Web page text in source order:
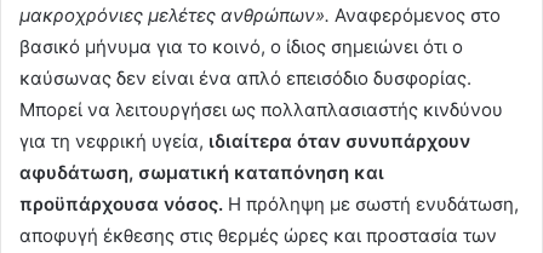
μακροχρόνιες μελέτες ανθρώπων». Αναφερόμενος στο
βασικό μήνυμα για το κοινό, ο ίδιος σημειώνει ότι ο
καύσωνας δεν είναι ένα απλό επεισόδιο δυσφορίας.
Μπορεί να λειτουργήσει ως πολλαπλασιαστής κινδύνου
για τη νεφρική υγεία, ιδιαίτερα όταν συνυπάρχουν
αφυδάτωση, σωματική καταπόνηση και
προϋπάρχουσα νόσος. Η πρόληψη με σωστή ενυδάτωση,
αποφυγή έκθεσης στις θερμές ώρες και προστασία των